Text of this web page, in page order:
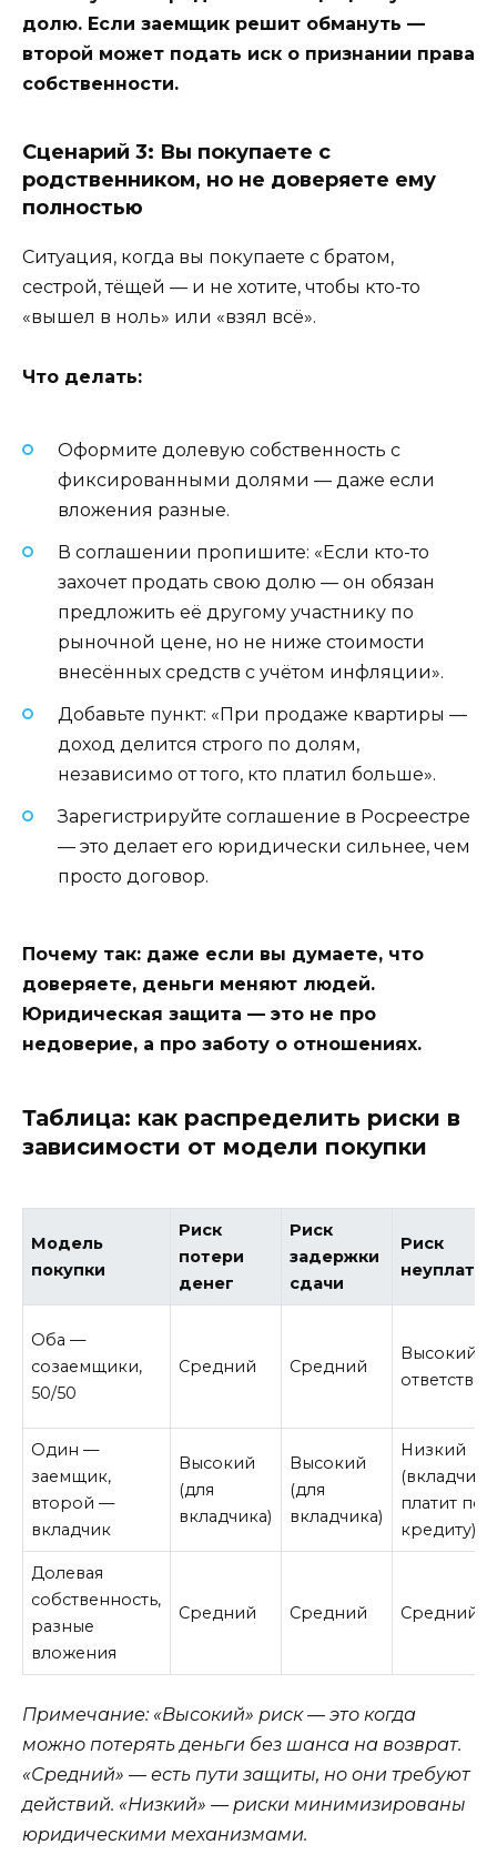
долю. Если заемщик решит обмануть —
второй может подать иск о признании права
собственности.
Сценарий 3: Вы покупаете с
родственником, но не доверяете ему
полностью
Ситуация, когда вы покупаете с братом,
сестрой, тёщей — и не хотите, чтобы кто-то
«вышел в ноль» или «взял всё».
Что делать:
Оформите долевую собственность с
фиксированными долями — даже если
вложения разные.
В соглашении пропишите: «Если кто-то
захочет продать свою долю — он обязан
предложить её другому участнику по
рыночной цене, но не ниже стоимости
внесённых средств с учётом инфляции».
Добавьте пункт: «При продаже квартиры —
доход делится строго по долям,
независимо от того, кто платил больше».
Зарегистрируйте соглашение в Росреестре
— это делает его юридически сильнее, чем
просто договор.
Почему так: даже если вы думаете, что
доверяете, деньги меняют людей.
Юридическая защита — это не про
недоверие, а про заботу о отношениях.
Таблица: как распределить риски в
зависимости от модели покупки
Модель
покупки
Риск
потери
денег
Риск
задержки
сдачи
Риск
неуплаты
Оба —
созаемщики,
50/50
Средний Средний
Высокий
Один —
заемщик,
второй —
вкладчик
Высокий
(для
вкладчика)
Высокий
(для
вкладчика)
Низкий
(вкладчик
платит по
кредиту)
Долевая
собственность,
разные
вложения
Средний Средний Средний
Примечание: «Высокий» риск — это когда
можно потерять деньги без шанса на возврат.
«Средний» — есть пути защиты, но они требуют
действий. «Низкий» — риски минимизированы
юридическими механизмами.